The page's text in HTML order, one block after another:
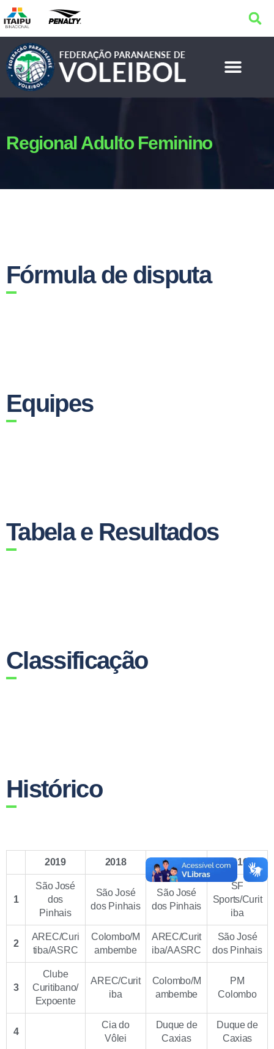
Regional Adulto Feminino
Fórmula de disputa
Equipes
Tabela e Resultados
Classificação
Histórico
2019 2018 2017 2016
1
São José
dos
Pinhais
São José
dos Pinhais
São José
dos Pinhais
SF
Sports/Curit
iba
2
AREC/Curi
tiba/ASRC
Colombo/M
ambembe
AREC/Curit
iba/AASRC
São José
dos Pinhais
3
Clube
Curitibano/
Expoente
AREC/Curit
iba
Colombo/M
ambembe
PM
Colombo
4
Cia do
Vôlei
Duque de
Caxias
Duque de
Caxias